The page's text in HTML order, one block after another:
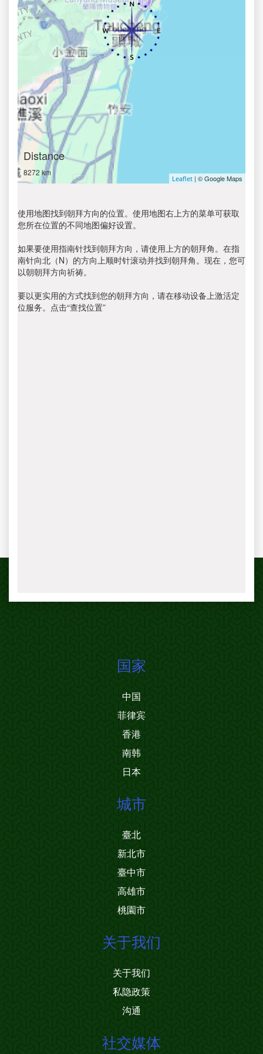
Distance
8272 km
Leaflet | © Google Maps
使用地图找到朝拜方向的位置。使用地图右上方的菜单可获取
您所在位置的不同地图偏好设置。
如果要使用指南针找到朝拜方向，请使用上方的朝拜角。在指
南针向北（N）的方向上顺时针滚动并找到朝拜角。现在，您可
以朝朝拜方向祈祷。
要以更实用的方式找到您的朝拜方向，请在移动设备上激活定
位服务。点击“查找位置”
国家
中国
菲律宾
香港
南韩
日本
城市
臺北
新北市
臺中市
高雄市
桃園市
关于我们
关于我们
私隐政策
沟通
社交媒体